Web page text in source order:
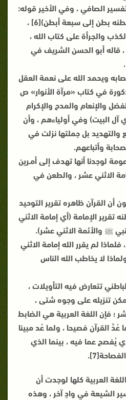
الصافي ، وفي الأخير قوله:
(إن للقرآن ظهرا وبطنا ، وببطنه بطن إلى سبعة أبطن)[6] ،
والجرأة على كتاب الله ،
قاله أبو الحسن الشريف في
ويحمد الله على نعمة العقل
في كتاب «مرآة الأنوار» ص
والإنعام والمدح والإكرام
آل البيت) وفي أولياءهم ، وأن
والتهديد بل جملتها نزلت في
وأتباعهم.
لوجدنا أنها تهدف إلى أمـرين
الاثني عشر ، والطعن في
القرآن ظاهره تقرير التوحيد
تقرير الإمامة (أي إمامة الاثني
ﷺ والأئمة الاثني عشر).
لم يقرر الله إمامة الاثني
لا يخاطب الله الناس
تتعارض فيه التأويلات ،
تنزيله على وجوه شتى ،
؛ فإن اللغة العربية هي الضابط
عُدَّ القرآن فصيحا ، ولما عُد مبينا
يُفصح عما فيه ، بينما الذي
العربية كلها لوجدت أن
الشيعة في وادٍ آخر ، وهذه